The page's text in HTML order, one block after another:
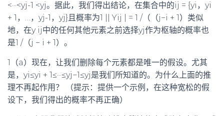
<···<yj-1 <yj。据此，我们得出结论，在集合中的ij = {yi，yi
+ 1，…，yj-1，yj}且概率为1 || Yij | = 1 /（（j−i + 1）类似
地，在y ij中的任何其他元素之前选择yj作为枢轴的概率也
是1 /（j − i + 1）。
1（a）现在，让我们删除每个元素都是唯一的假设。尤其
是，yi≤yi + 1≤···≤yj−1≤yj是我们所知道的。为什么上面的推
理不再起作用？ （提示：提供一个示例，在这种宽松的假
设下，我们得出的概率不再正确）